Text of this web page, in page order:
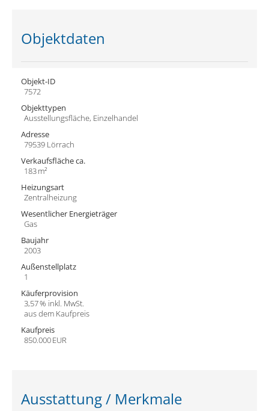
Objektdaten
Objekt-ID
7572
Objekttypen
Ausstellungsfläche, Einzelhandel
Adresse
79539 Lörrach
Verkaufsfläche ca.
183 m²
Heizungsart
Zentralheizung
Wesentlicher Energieträger
Gas
Baujahr
2003
Außen­stellplatz
1
Käufer­provision
3,57 % inkl. MwSt.
aus dem Kaufpreis
Kaufpreis
850.000 EUR
Ausstattung / Merkmale